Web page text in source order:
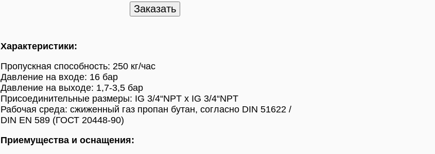
Характеристики:
Пропускная способность: 250 кг/час
Давление на входе: 16 бар
Давление на выходе: 1,7-3,5 бар
Присоединительные размеры: IG 3/4“NPT x IG 3/4“NPT
Рабочая среда: сжиженный газ пропан бутан, согласно DIN 51622 /
DIN EN 589 (ГОСТ 20448-90)
Приемущества и оснащения: